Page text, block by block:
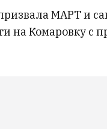
МАРТ и
на Комаровку с